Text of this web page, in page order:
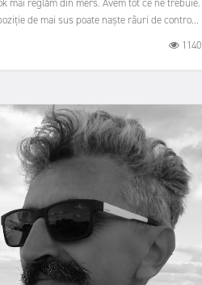
mai reglăm din mers. Avem tot ce ne trebuie.
de mai sus poate naște râuri de contro...
1140